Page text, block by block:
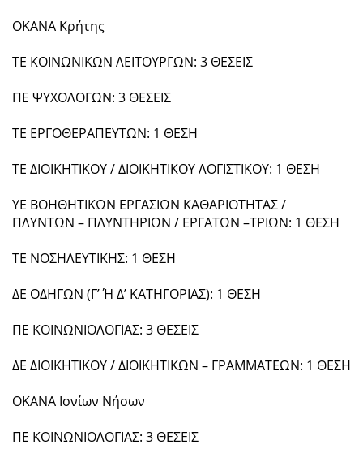
ΟΚΑΝΑ Κρήτης
ΤΕ ΚΟΙΝΩΝΙΚΩΝ ΛΕΙΤΟΥΡΓΩΝ: 3 ΘΕΣΕΙΣ
ΠΕ ΨΥΧΟΛΟΓΩΝ: 3 ΘΕΣΕΙΣ
ΤΕ ΕΡΓΟΘΕΡΑΠΕΥΤΩΝ: 1 ΘΕΣΗ
ΤΕ ΔΙΟΙΚΗΤΙΚΟΥ / ΔΙΟΙΚΗΤΙΚΟΥ ΛΟΓΙΣΤΙΚΟΥ: 1 ΘΕΣΗ
ΥΕ ΒΟΗΘΗΤΙΚΩΝ ΕΡΓΑΣΙΩΝ ΚΑΘΑΡΙΟΤΗΤΑΣ /
ΠΛΥΝΤΩΝ – ΠΛΥΝΤΗΡΙΩΝ / ΕΡΓΑΤΩΝ –ΤΡΙΩΝ: 1 ΘΕΣΗ
ΤΕ ΝΟΣΗΛΕΥΤΙΚΗΣ: 1 ΘΕΣΗ
ΔΕ ΟΔΗΓΩΝ (Γ’ Ή Δ’ ΚΑΤΗΓΟΡΙΑΣ): 1 ΘΕΣΗ
ΠΕ ΚΟΙΝΩΝΙΟΛΟΓΙΑΣ: 3 ΘΕΣΕΙΣ
ΔΕ ΔΙΟΙΚΗΤΙΚΟΥ / ΔΙΟΙΚΗΤΙΚΩΝ – ΓΡΑΜΜΑΤΕΩΝ: 1 ΘΕΣΗ
ΟΚΑΝΑ Ιονίων Νήσων
ΠΕ ΚΟΙΝΩΝΙΟΛΟΓΙΑΣ: 3 ΘΕΣΕΙΣ